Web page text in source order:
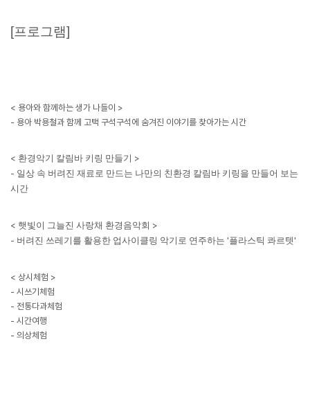
[프 로그램]
< 용아와 함께하는 생가 나들이 >
- 용아 박용철과 함께 고택 구석구석에 숨겨진 이야기를 찾아가는 시간
< 환경악기 칼림바 키링 만들기 >
- 일상 속 버려진 재료로 만드는 나만의 친환경 칼림바 키링을 만들어 보는
시간
< 햇빛이 그늘진 사랑채 환경음악회 >
- 버려진 쓰레기를 활용한 업사이클링 악기로 연주하는 '플라스틱 콰르텟 '
< 상시체험 >
- 시쓰기체험
- 전통다과체험
- 시간여행
- 의상체험